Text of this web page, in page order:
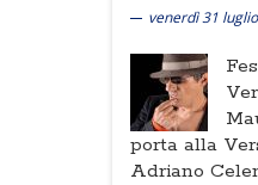
venerdì 31
porta alla
Adriano